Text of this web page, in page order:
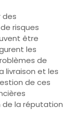
des
risques
être
les
de
livraison et les
de ces
de la réputation